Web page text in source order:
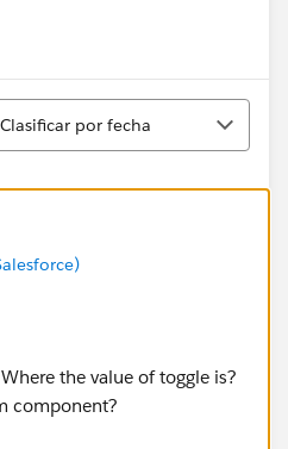
Clasificar por fecha
the value of toggle is?
component?